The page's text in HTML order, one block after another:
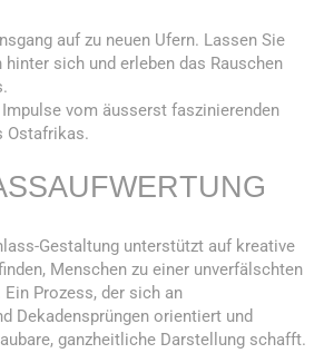
auf zu neuen Ufern. Lassen Sie
sich und erleben das Rauschen
vom äusserst faszinierenden
Ostafrikas.
Gestaltung unterstützt auf kreative
Menschen zu einer unverfälschten
Prozess, der sich an
Dekadensprüngen orientiert und
ganzheitliche Darstellung schafft.